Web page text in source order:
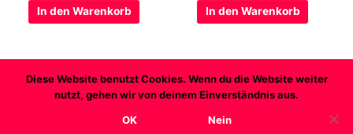
In den Warenkorb In den Warenkorb
Diese Website benutzt Cookies. Wenn du die Website weiter
nutzt, gehen wir von deinem Einverständnis aus.
OK
Nein